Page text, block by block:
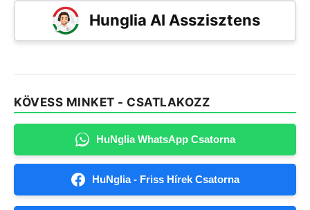
Hunglia AI Asszisztens
KÖVESS MINKET - CSATLAKOZZ
HuNglia WhatsApp Csatorna
HuNglia - Friss Hírek Csatorna